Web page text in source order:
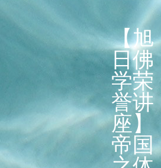
【旭
日佛
学荣
誉讲
座】
帝国